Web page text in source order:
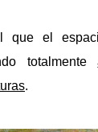
que el
totalmente
.